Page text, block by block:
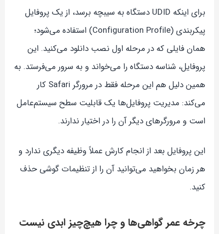
برای اینکه UDID دستگاه به سیبچه برسد، از یک پروفایل
پیکربندی (Configuration Profile) استفاده می‌شود؛
همان فایلی که در مرحله اول نصب دانلود می‌کنید. این
پروفایل، شناسه دستگاه را می‌خواند و به سرور می‌فرستد. به
همین دلیل هم این مرحله فقط در مرورگر Safari کار
می‌کند: مدیریت پروفایل‌ها یک قابلیت سطح سیستم‌عامل
است و مرورگرهای دیگر آن را در اختیار ندارند.
این پروفایل بعد از انجام کارش عملاً وظیفه دیگری ندارد و
هر زمان بخواهید می‌توانید آن را از تنظیمات گوشی حذف
کنید.
چرخه عمر گواهی‌ها و چرا هیچ‌چیز ابدی نیست